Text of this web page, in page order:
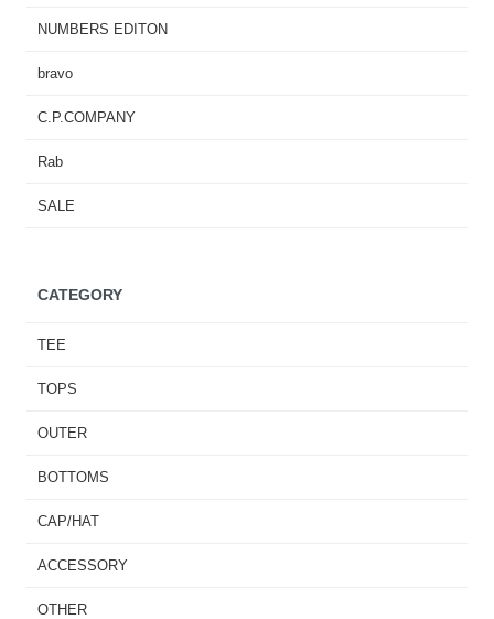
NUMBERS EDITON
bravo
C.P.COMPANY
Rab
SALE
CATEGORY
TEE
TOPS
OUTER
BOTTOMS
CAP/HAT
ACCESSORY
OTHER